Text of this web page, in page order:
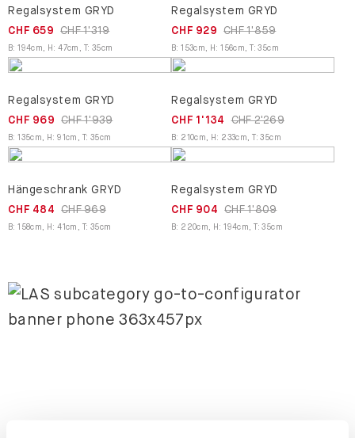
Regalsystem GRYD
CHF 1'319
CHF 659
B:194cm H :47cm T: 35cm
Regalsystem GRYD
CHF 1'859
CHF 929
B:153cm H :156cm ,T:35cm
Regalsystem GRYD
CHF 1'939
CHF 969
B:135cm H :91cm T: 35cm
Regalsystem GRYD
CHF 2'269
CHF 1'134
B: 210cm H : 233cm ,T:35cm
Hängeschrank GRYD
CHF 969
CHF 484
B:158cm H :41cm T: 35cm
Regalsystem GRYD
CHF 1'809
CHF 904
B: 220cm H :194cm ,T:35cm